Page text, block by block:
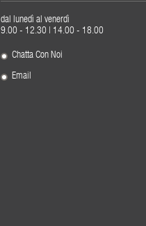
dal lunedì al venerdì
9.00 - 12.30 | 14.00 - 18.00
Chatta Con Noi
Email